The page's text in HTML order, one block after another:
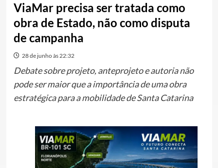
ViaMar precisa ser tratada como
obra de Estado, não como disputa
de campanha
28 de junho às 22:32
Debate sobre projeto, anteprojeto e autoria não
pode ser maior que a importância de uma obra
estratégica para a mobilidade de Santa Catarina